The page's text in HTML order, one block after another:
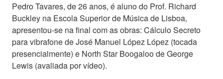
Pedro Tavares, de 26 anos, é aluno do Prof. Richard
Buckley na Escola Superior de Música de Lisboa,
apresentou-se na final com as obras: Cálculo Secreto
para vibrafone de José Manuel López López (tocada
presencialmente) e North Star Boogaloo de George
Lewis (avaliada por vídeo).